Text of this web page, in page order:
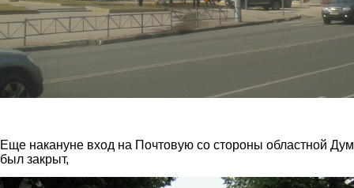
Еще накануне вход на Почтовую со стороны областной
был закрыт,